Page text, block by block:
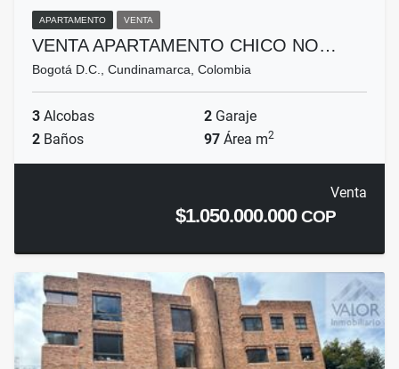
APARTAMENTO VENTA
VENTA APARTAMENTO CHICO NO…
Bogotá D.C., Cundinamarca, Colombia
3 Alcobas 2 Garaje
2 Baños 97 Área m2
Venta
$1.050.000.000COP